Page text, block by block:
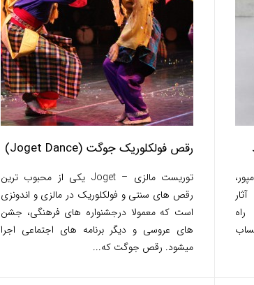
رقص فولکلوریک جوگت (Joget Dance)
توریست مالزی – Joget یکی از محبوب ترین
رقص های سنتی و فولکلوریک در مالزی و اندونزی
است که معمولا درجشنواره های فرهنگی، جشن
های عروسی و دیگر برنامه های اجتماعی اجرا
میشود. رقص جوگت که...
راه